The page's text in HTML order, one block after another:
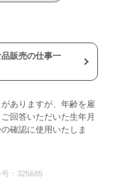
）
販売の仕事一
ありますが、年齢を雇
回答いただいた生年月
確認に使用いたしま
： 325685